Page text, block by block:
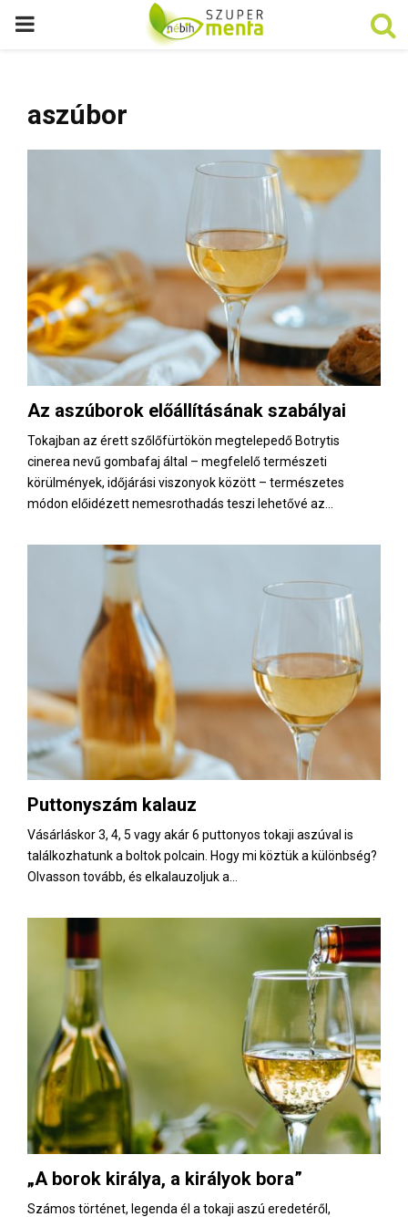
P
R
Y
E
N
aszúbor
Az aszúborok előállításának szabályai
Tokajban az érett szőlőfürtökön megtelepedő Botrytis
cinerea nevű gombafaj által – megfelelő természeti
körülmények, időjárási viszonyok között – természetes
módon előidézett nemesrothadás teszi lehetővé az...
Puttonyszám kalauz
Vásárláskor 3, 4, 5 vagy akár 6 puttonyos tokaji aszúval is
találkozhatunk a boltok polcain. Hogy mi köztük a különbség?
Olvasson tovább, és elkalauzoljuk a...
„A borok királya, a királyok bora”
Számos történet, legenda él a tokaji aszú eredetéről,